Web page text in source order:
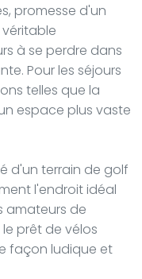
promesse d'un
à se perdre dans
Pour les séjours
telles que la
espace plus vaste
d'un terrain de golf
l'endroit idéal
amateurs de
prêt de vélos
façon ludique et